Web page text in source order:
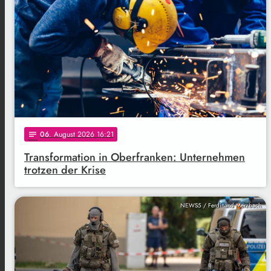
notes 06. August 2026 16:21
Transformation in Oberfranken: Unternehmen
trotzen der Krise
NEWS5 / Ferdinand Merzbach